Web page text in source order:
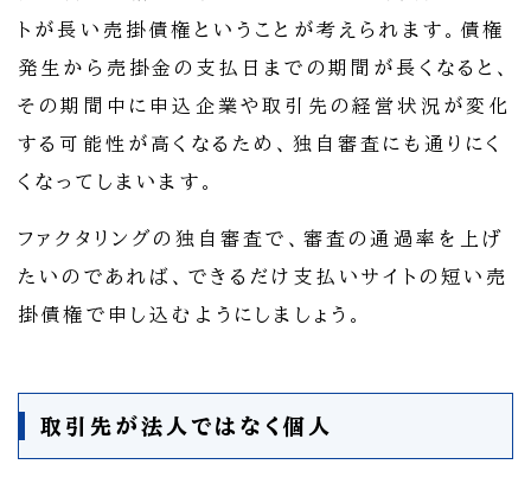
トが長い売掛債権ということが考えられます。債権
発生から売掛金の支払日までの期間が長くなると、
その期間中に申込企業や取引先の経営状況が変化
する可能性が高くなるため、独自審査にも通りにく
くなってしまいます。
ファクタリングの独自審査で、審査の通過率を上げ
たいのであれば、できるだけ支払いサイトの短い売
掛債権で申し込むようにしましょう。
取引先が法人ではなく個人